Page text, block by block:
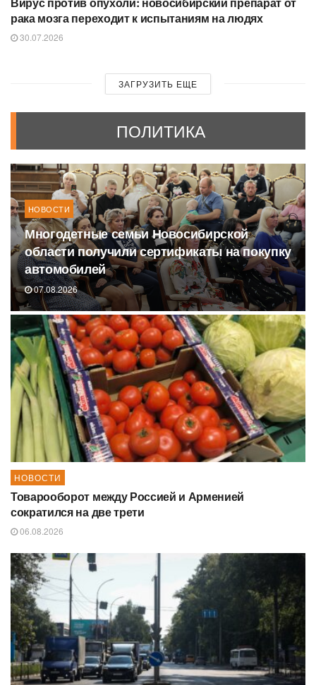
рака мозга переходит к испытаниям на людях
30.07.2026
ЗАГРУЗИТЬ ЕЩЕ
ПОЛИТИКА
НОВОСТИ
Многодетные семьи Новосибирской
области получили сертификаты на покупку
автомобилей
07.08.2026
НОВОСТИ
Товарооборот между Россией и Арменией
сократился на две трети
06.08.2026